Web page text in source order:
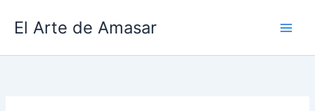
El Arte de Amasar